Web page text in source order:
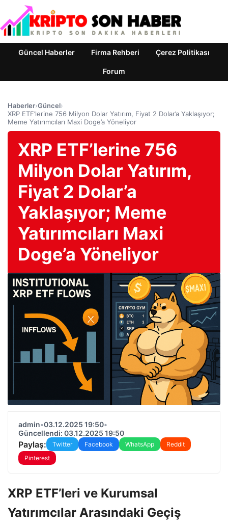
Güncel Haberler Firma Rehberi Çerez Politikası
Forum
Haberler›Güncel›
XRP ETF’lerine 756 Milyon Dolar Yatırım, Fiyat 2 Dolar’a Yaklaşıyor;
Meme Yatırımcıları Maxi Doge’a Yöneliyor
XRP ETF’lerine 756
Milyon Dolar Yatırım,
Fiyat 2 Dolar’a
Yaklaşıyor; Meme
Yatırımcıları Maxi
Doge’a Yöneliyor
admin•03.12.2025 19:50•
Güncellendi: 03.12.2025 19:50
Paylaş: Twitter Facebook WhatsApp
Reddit
Pinterest
XRP ETF’leri ve Kurumsal
Yatırımcılar Arasındaki Geçiş